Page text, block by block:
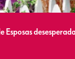
Esposas